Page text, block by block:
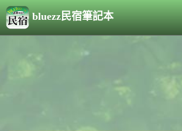
bluezz民宿筆記本